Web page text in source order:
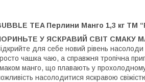
TEA Перлини Манго 1,3 кг ТМ
У ЯСКРАВИЙ СВІТ СМАКУ
для себе новий рівень
чашка чаю, а справжня тропічна
манго, що плавають у
насолодитися яскравою